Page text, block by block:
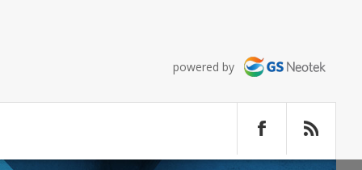
powered by